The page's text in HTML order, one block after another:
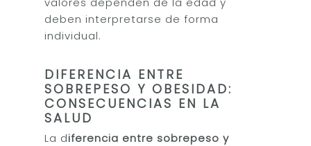
deben interpretarse de forma
individual.
DIFERENCIA ENTRE
SOBREPESO Y OBESIDAD:
CONSECUENCIAS EN LA
SALUD
La diferencia entre sobrepeso y